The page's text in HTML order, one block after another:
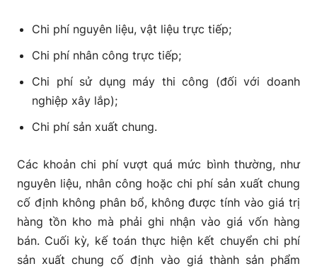
Chi phí nguyên liệu, vật liệu trực tiếp;
Chi phí nhân công trực tiếp;
Chi phí sử dụng máy thi công (đối với doanh
nghiệp xây lắp);
Chi phí sản xuất chung.
Các khoản chi phí vượt quá mức bình thường, như
nguyên liệu, nhân công hoặc chi phí sản xuất chung
cố định không phân bổ, không được tính vào giá trị
hàng tồn kho mà phải ghi nhận vào giá vốn hàng
bán. Cuối kỳ, kế toán thực hiện kết chuyển chi phí
sản xuất chung cố định vào giá thành sản phẩm